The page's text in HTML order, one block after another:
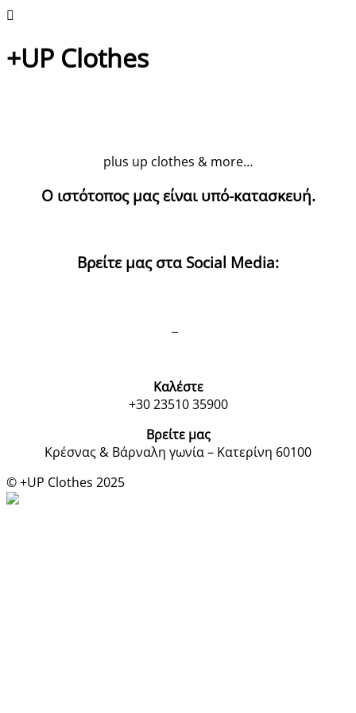
+UP Clothes
plus up clothes & more…
Ο ιστότοπος μας είναι υπό-κατασκευή.
Βρείτε μας στα Social Media:
Καλέστε
+30 23510 35900
Βρείτε μας
Κρέσνας & Βάρναλη γωνία – Κατερίνη 60100
© +UP Clothes 2025